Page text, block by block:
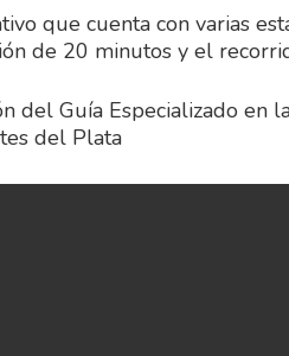
que cuenta con varias
de 20 minutos y el
del Guía Especializado en
del Plata